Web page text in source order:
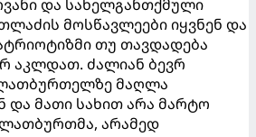
და სახელგანთქმული
მოსწავლეები იყვნენ და
თუ თავდადება
აკლდათ. ძალიან ბევრ
მაღლა
და მათი სახით არა მარტო
არამედ